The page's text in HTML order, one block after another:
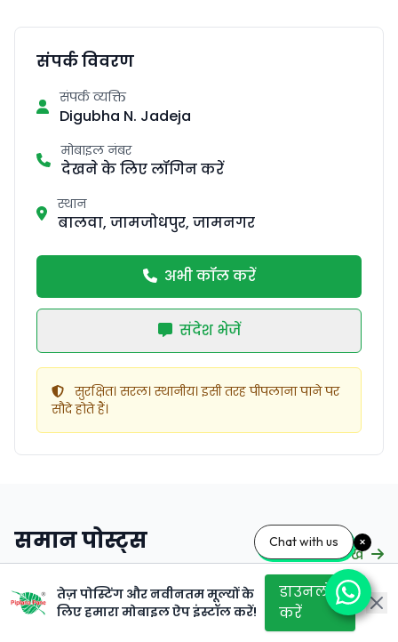
संपर्क विवरण
संपर्क व्यक्ति
Digubha N. Jadeja
मोबाइल नंबर
देखने के लिए लॉगिन करें
स्थान
बालवा, जामजोधपुर, जामनगर
अभी कॉल करें
संदेश भेजें
सुरक्षित। सरल। स्थानीय। इसी तरह पीपलाना पाने पर
सौदे होते हैं।
समान पोस्ट्स और देखें
तेज़ पोस्टिंग और नवीनतम मूल्यों के
लिए हमारा मोबाइल ऐप इंस्टॉल करें!
डाउनलोड
करें
Chat with us